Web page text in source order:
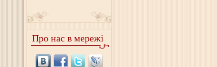
Про нас в мережі